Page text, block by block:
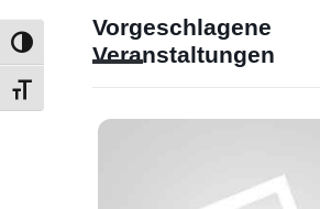
Umschalten auf hohe Kontraste
Schrift vergrößern
Vorgeschlagene
Veranstaltungen